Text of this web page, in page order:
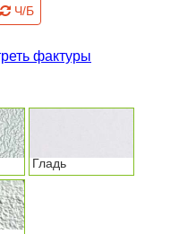
Ч/Б
фактуры
Гладь